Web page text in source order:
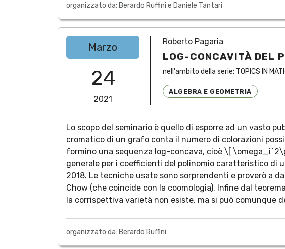
organizzato da: Berardo Ruffini e Daniele Tantari
Marzo
24
2021
Roberto Pagaria
LOG-CONCAVITÀ DEL
nell'ambito della serie: TOPICS IN
ALGEBRA E GEOMETRIA
Lo scopo del seminario è quello di esporre ad un vasto
cromatico di un grafo conta il numero di colorazioni
formino una sequenza log-concava, cioè \[
generale per i coefficienti del polinomio caratteristico di
2018. Le tecniche usate sono sorprendenti e proverò a
Chow (che coincide con la coomologia). Infine dal
la corrispettiva varietà non esiste, ma si può comunque
organizzato da: Berardo Ruffini